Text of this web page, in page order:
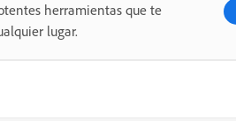
herramientas que te
lugar.